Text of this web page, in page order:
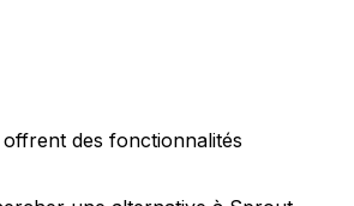
des fonctionnalités